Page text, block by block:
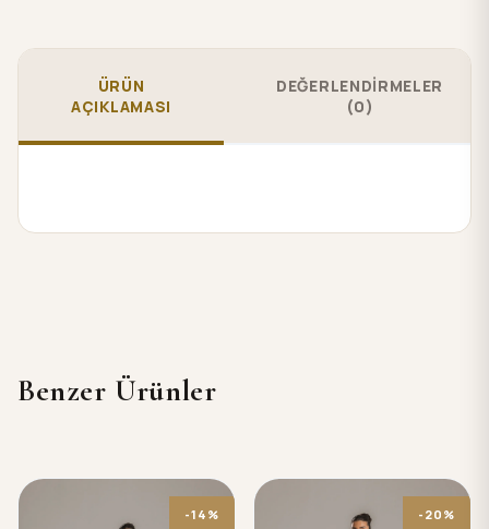
ÜRÜN
AÇIKLAMASI
DEĞERLENDİRMELER
(0)
Benzer Ürünler
-14% -20%